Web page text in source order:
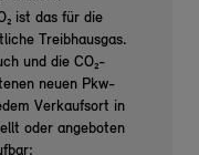
ist das für die
Treibhausgas.
und die CO₂-
neuen Pkw-
Verkaufsort in
oder angeboten